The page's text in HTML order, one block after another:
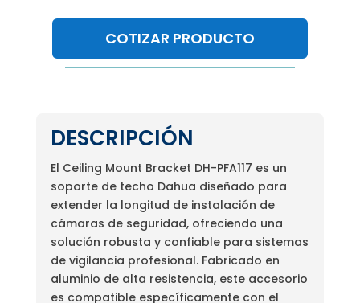
COTIZAR PRODUCTO
DESCRIPCIÓN
El Ceiling Mount Bracket DH-PFA117 es un
soporte de techo Dahua diseñado para
extender la longitud de instalación de
cámaras de seguridad, ofreciendo una
solución robusta y confiable para sistemas
de vigilancia profesional. Fabricado en
aluminio de alta resistencia, este accesorio
es compatible específicamente con el